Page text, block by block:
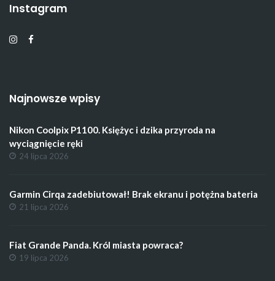
Instagram
Najnowsze wpisy
Nikon Coolpix P1100. Księżyc i dzika przyroda na
wyciągnięcie ręki
24 lipca 2026
Garmin Cirqa zadebiutował! Brak ekranu i potężna bateria
21 lipca 2026
Fiat Grande Panda. Król miasta powraca?
19 lipca 2026